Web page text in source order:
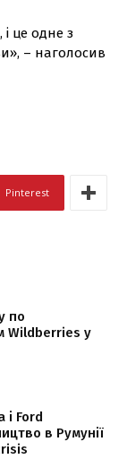
це одне з
– наголосив
Pinterest
по
Wildberries у
і Ford
в Румунії